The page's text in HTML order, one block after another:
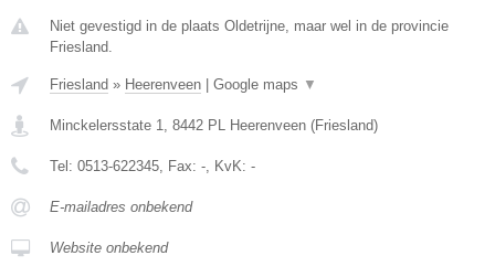
Niet gevestigd in de plaats Oldetrijne, maar wel in de provincie
Friesland.
Friesland » Heerenveen Google maps ▼
Minckelersstate 1, 8442 PL Heerenveen (Friesland)
Tel: 0513-622345, Fax: -, KvK: -
E-mailadres onbekend
Website onbekend